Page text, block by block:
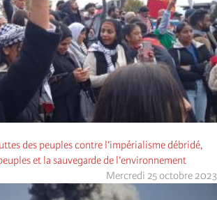
des peuples contre l’impérialisme débridé,
et la sauvegarde de l’environnement
Mercredi 25 octobre 2023